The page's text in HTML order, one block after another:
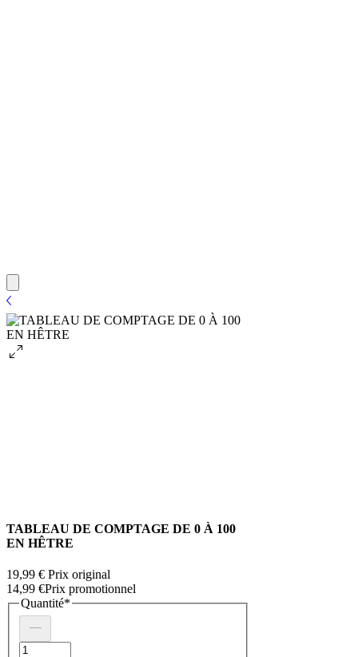
TABLEAU DE COMPTAGE DE 0 À 100
EN HÊTRE
19,99 € Prix original
14,99 €Prix promotionnel
Quantité*